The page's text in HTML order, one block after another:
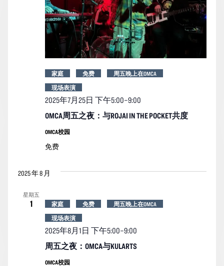
OMCA周五之夜：与ROJAI IN THE POCKET共度
2025年7月25日 下午5:00–9:00
家庭 免费
周五晚上在OMCA
现场表演
OMCA校园
免费
2025 年 8 月
星期五
1
周五之夜：OMCA与KULARTS
2025年8月1日 下午5:00–9:00
家庭 免费
周五晚上在OMCA
现场表演
OMCA校园